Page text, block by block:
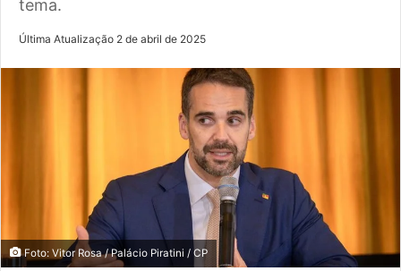
tema.
Última Atualização 2 de abril de 2025
Foto: Vitor Rosa / Palácio Piratini / CP